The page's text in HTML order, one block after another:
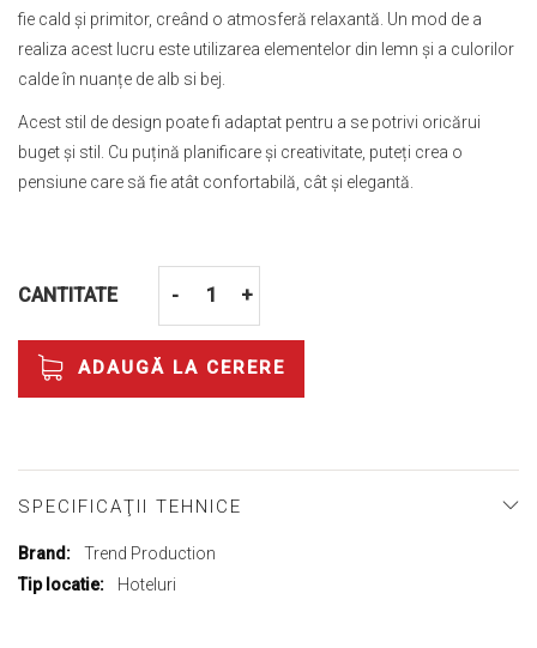
fie cald și primitor, creând o atmosferă relaxantă. Un mod de a
realiza acest lucru este utilizarea elementelor din lemn și a culorilor
calde în nuanțe de alb si bej.
Acest stil de design poate fi adaptat pentru a se potrivi oricărui
buget și stil. Cu puțină planificare și creativitate, puteți crea o
pensiune care să fie atât confortabilă, cât și elegantă.
CANTITATE - +
ADAUGĂ LA CERERE
SPECIFICAŢII TEHNICE
Mai
multe
Trend Production
Hoteluri